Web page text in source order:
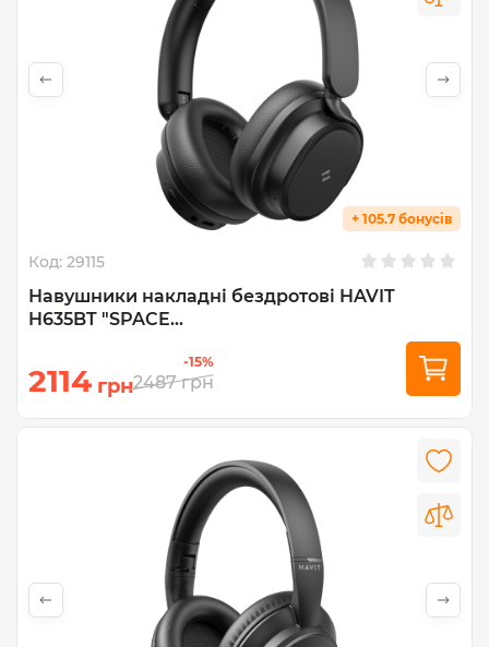
+ 105.7 бонусів
Код: 29115
Навушники накладні бездротові HAVIT
H635BT "SPACE...
2114 грн
-15%
2487 грн